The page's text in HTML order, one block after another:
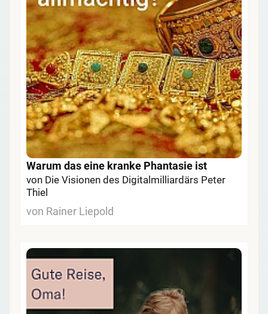
Warum das eine kranke Phantasie ist
von Die Visionen des Digitalmilliardärs Peter
Thiel
von Rainer Liepold